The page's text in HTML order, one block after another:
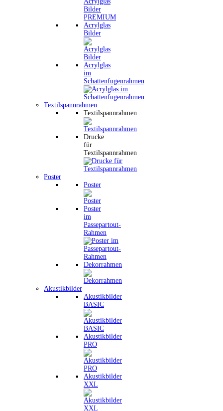
Acrylglas
Bilder
Acrylglas
im
Schattenfugenrahmen
Textilspannrahmen
Textilspannrahmen
Drucke
für
Textilspannrahmen
Poster
Poster
Poster
im
Passepartout-
Rahmen
Dekorrahmen
Akustikbilder
Akustikbilder
BASIC
Akustikbilder
PRO
Akustikbilder
XXL